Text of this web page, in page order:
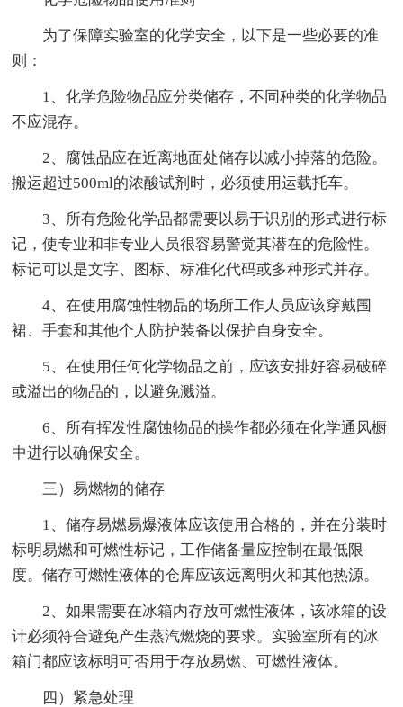
为了保障实验室的化学安全，以下是一些必要的准
则：
1、化学危险物品应分类储存，不同种类的化学物品
不应混存。
2、腐蚀品应在近离地面处储存以减小掉落的危险。
搬运超过500ml的浓酸试剂时，必须使用运载托车。
3、所有危险化学品都需要以易于识别的形式进行标
记，使专业和非专业人员很容易警觉其潜在的危险性。
标记可以是文字、图标、标准化代码或多种形式并存。
4、在使用腐蚀性物品的场所工作人员应该穿戴围
裙、手套和其他个人防护装备以保护自身安全。
5、在使用任何化学物品之前，应该安排好容易破碎
或溢出的物品的，以避免溅溢。
6、所有挥发性腐蚀物品的操作都必须在化学通风橱
中进行以确保安全。
三）易燃物的储存
1、储存易燃易爆液体应该使用合格的，并在分装时
标明易燃和可燃性标记，工作储备量应控制在最低限
度。储存可燃性液体的仓库应该远离明火和其他热源。
2、如果需要在冰箱内存放可燃性液体，该冰箱的设
计必须符合避免产生蒸汽燃烧的要求。实验室所有的冰
箱门都应该标明可否用于存放易燃、可燃性液体。
四）紧急处理